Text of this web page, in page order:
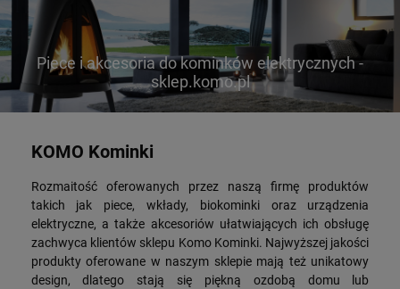
Piece i akcesoria do kominków elektrycznych -
sklep.komo.pl
KOMO Kominki
Rozmaitość oferowanych przez naszą firmę produktów
takich jak piece, wkłady, biokominki oraz urządzenia
elektryczne, a także akcesoriów ułatwiających ich obsługę
zachwyca klientów sklepu Komo Kominki. Najwyższej jakości
produkty oferowane w naszym sklepie mają też unikatowy
design, dlatego stają się piękną ozdobą domu lub